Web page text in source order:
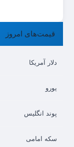
قیمت‌های امروز
دلار آمریکا
یورو
پوند انگلیس
سکه امامی